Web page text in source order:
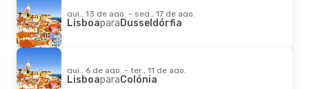
qui., 13 de ago. - seg., 17 de ago.
LisboaparaDusseldórfia
qui., 6 de ago. - ter., 11 de ago.
LisboaparaColónia